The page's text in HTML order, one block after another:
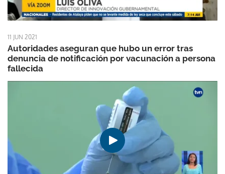
11 JUN 2021
Autoridades aseguran que hubo un error tras
denuncia de notificación por vacunación a persona
fallecida